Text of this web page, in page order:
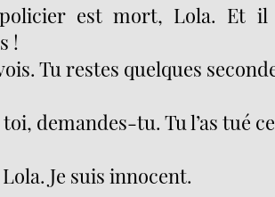
est mort, Lola. Et il
!
Tu restes quelques
toi, demandes-tu. Tu l’as tué
Je suis innocent.